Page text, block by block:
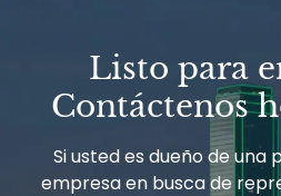
Listo para
Contáctenos
Si usted es dueño de una
empresa en busca de